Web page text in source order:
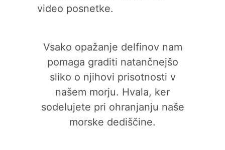
video posnetke.
Vsako opažanje delfinov nam
pomaga graditi natančnejšo
sliko o njihovi prisotnosti v
našem morju. Hvala, ker
sodelujete pri ohranjanju naše
morske dediščine.